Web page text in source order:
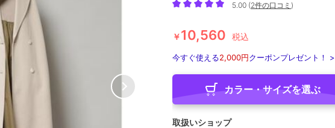
5.00 (2件の口コミ )
￥10,560 税込
今すぐ使える2,000円クーポンプレゼント！ >
カラー・サイズを選ぶ
取扱いショップ